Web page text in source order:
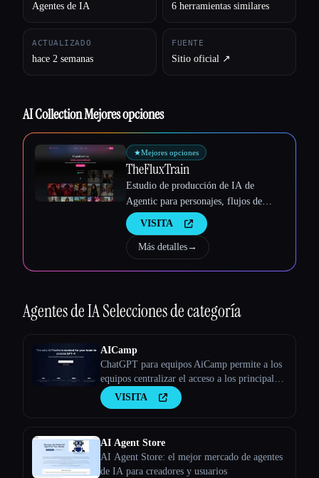
Agentes de IA 6 herramientas similares
ACTUALIZADO
hace 2 semanas
FUENTE
Sitio oficial ↗︎
AI Collection Mejores opciones
★Mejores opciones
TheFluxTrain
Estudio de producción de IA de
Agentic para personajes, flujos de
trabajo y vídeos coherentes
VISITA
Más detalles→
Agentes de IASelecciones de categoría
AICamp
ChatGPT para equipos AiCamp permite a los
equipos centralizar el acceso a los principales
modelos de IA, como Claude, Bard, y a
modelos lingüísticos grandes personalizados a
VISITA
AI Agent Store
AI Agent Store: el mejor mercado de agentes
de IA para creadores y usuarios